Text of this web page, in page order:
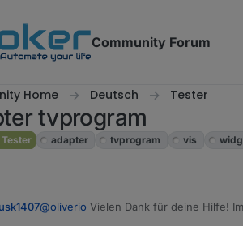
Community Forum
Home Deutsch Tester
tvprogram
adapter tvprogram vis
@oliverio Vielen Dank für deine Hilfe!